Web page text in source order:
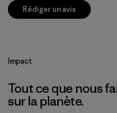
Rédiger un avis
Impact
Tout ce que nous
sur la planète.